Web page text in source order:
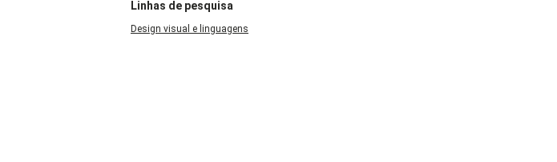
Linhas de pesquisa
Design visual e linguagens